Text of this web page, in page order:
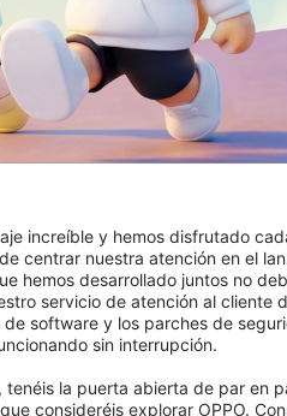
increíble y hemos disfrutado
centrar nuestra atención en el
hemos desarrollado juntos no
servicio de atención al cliente
software y los parches de
sin interrupción.
la puerta abierta de par en
consideréis explorar OPPO.